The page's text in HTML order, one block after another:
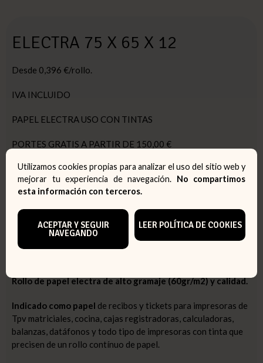
Utilizamos cookies propias para analizar el uso del sitio web y
mejorar tu experiencia de navegación. No compartimos
esta información con terceros.
ACEPTAR Y SEGUIR
NAVEGANDO
LEER POLÍTICA DE COOKIES
ELECTRA 75 X 65 X 12
Desde 0,396 €/rollo.
IVA INCLUIDO
PAPEL ELECTRA USO CON TINTAS
PORTES GRATIS A PARTIR DE 150,00 €
PEDIDO MINIMO: 1 CAJA
47,24 €
1 CAJA (80 ROLLOS)
Rollo de papel electra de alto gramaje (60gr/m2) y calidad.
Indicado como papel de recibos y tickets para impresoras de
Tpv matriciales, cocina, cajas registradoras, calculadoras,
balanzas, datáfonos y todo tipo de impresoras con tinta que
precisen de un rollo contínuo de papel.